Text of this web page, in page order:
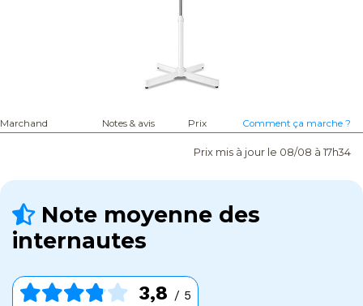
Marchand Notes & avis Prix Comment ça marche ?
Prix mis à jour le 08/08 à 17h34
Note moyenne des
internautes
3,8 / 5